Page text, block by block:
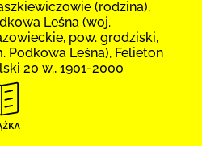
(rodzina),
Leśna (woj.
pow. grodziski,
Podkowa Leśna), Felieton
20 w., 1901-2000